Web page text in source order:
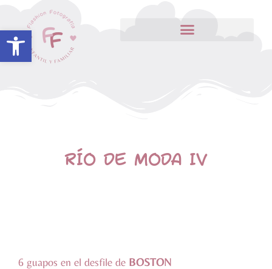
Abrir barra de herramientas
RÍO DE MODA IV
6 guapos en el desfile de BOSTON